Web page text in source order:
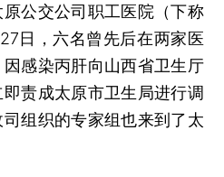
原公交公司职工医院（下称
日，六名曾先后在两家医
感染丙肝向山西省卫生厅
责成太原市卫生局进行调
组织的专家组也来到了太